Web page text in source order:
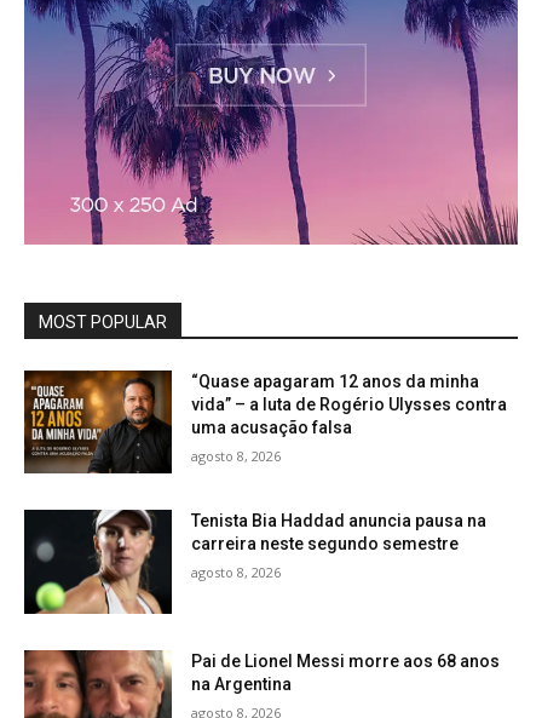
MOST POPULAR
“Quase apagaram 12 anos da minha
vida” – a luta de Rogério Ulysses contra
uma acusação falsa
agosto 8, 2026
Tenista Bia Haddad anuncia pausa na
carreira neste segundo semestre
agosto 8, 2026
Pai de Lionel Messi morre aos 68 anos
na Argentina
agosto 8, 2026